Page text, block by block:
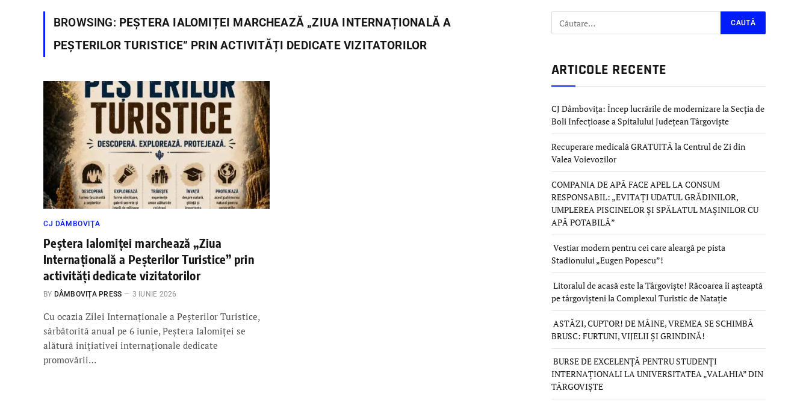
BROWSING: PEȘTERA IALOMIȚEI MARCHEAZĂ „ZIUA INTERNAȚIONALĂ A
PEȘTERILOR TURISTICE” PRIN ACTIVITĂȚI DEDICATE VIZITATORILOR
CJ DÂMBOVIŢA
Peștera Ialomiței marchează „Ziua
Internațională a Peșterilor Turistice” prin
activități dedicate vizitatorilor
BY DÂMBOVIŢA PRESS 3 IUNIE 2026
Cu ocazia Zilei Internaționale a Peșterilor Turistice,
sărbătorită anual pe 6 iunie, Peștera Ialomiței se
alătură inițiativei internaționale dedicate
promovării…
ARTICOLE RECENTE
CJ Dâmbovița: Încep lucrările de modernizare la Secția de
Boli Infecțioase a Spitalului Județean Târgoviște
Recuperare medicală GRATUITĂ la Centrul de Zi din
Valea Voievozilor
COMPANIA DE APĂ FACE APEL LA CONSUM
RESPONSABIL: „EVITAȚI UDATUL GRĂDINILOR,
UMPLEREA PISCINELOR ȘI SPĂLATUL MAȘINILOR CU
APĂ POTABILĂ”
Vestiar modern pentru cei care aleargă pe pista
Stadionului „Eugen Popescu”!
Litoralul de acasă este la Târgoviște! Răcoarea îi așteaptă
pe târgovișteni la Complexul Turistic de Natație
ASTĂZI, CUPTOR! DE MÂINE, VREMEA SE SCHIMBĂ
BRUSC: FURTUNI, VIJELII ȘI GRINDINĂ!
BURSE DE EXCELENȚĂ PENTRU STUDENȚI
INTERNAȚIONALI LA UNIVERSITATEA „VALAHIA” DIN
TÂRGOVIȘTE